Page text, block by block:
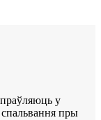
у
пры